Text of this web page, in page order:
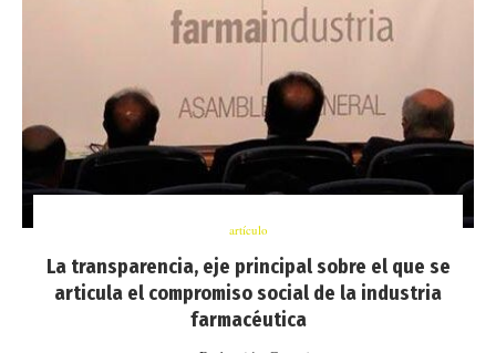
artículo
La transparencia, eje principal sobre el que se
articula el compromiso social de la industria
farmacéutica